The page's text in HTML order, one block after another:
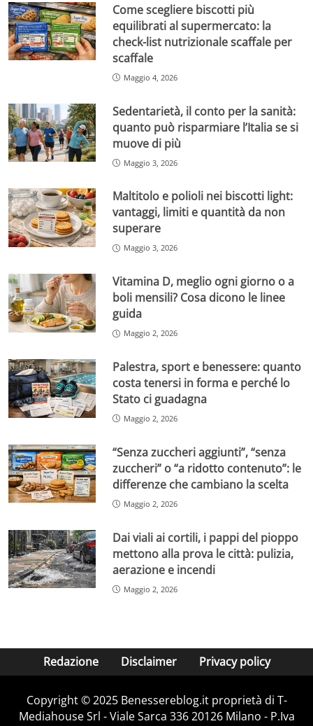
Come scegliere biscotti più
equilibrati al supermercato: la
check-list nutrizionale scaffale per
scaffale
Maggio 4, 2026
Sedentarietà, il conto per la sanità:
quanto può risparmiare l’Italia se si
muove di più
Maggio 3, 2026
Maltitolo e polioli nei biscotti light:
vantaggi, limiti e quantità da non
superare
Maggio 3, 2026
Vitamina D, meglio ogni giorno o a
boli mensili? Cosa dicono le linee
guida
Maggio 2, 2026
Palestra, sport e benessere: quanto
costa tenersi in forma e perché lo
Stato ci guadagna
Maggio 2, 2026
“Senza zuccheri aggiunti”, “senza
zuccheri” o “a ridotto contenuto”: le
differenze che cambiano la scelta
Maggio 2, 2026
Dai viali ai cortili, i pappi del pioppo
mettono alla prova le città: pulizia,
aerazione e incendi
Maggio 2, 2026
Redazione Disclaimer Privacy policy
Copyright © 2025 Benessereblog.it proprietà di T-
Mediahouse Srl - Viale Sarca 336 20126 Milano - P.Iva